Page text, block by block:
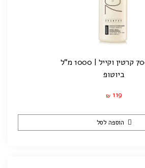
ביוטופ
₪ 119
הוספה לסל